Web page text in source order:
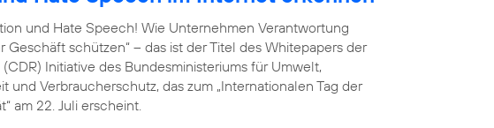
und Hate Speech! Wie Unternehmen Verantwortung
schützen“ – das ist der Titel des Whitepapers der
Initiative des Bundesministeriums für Umwelt,
und Verbraucherschutz, das zum „Internationalen Tag der
am 22. Juli erscheint.